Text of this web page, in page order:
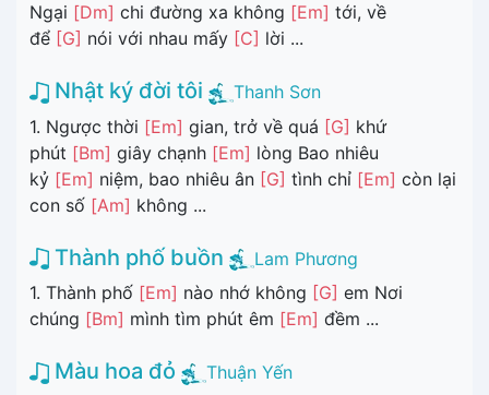
Ngại [Dm] chi đường xa không [Em] tới, về
để [G] nói với nhau mấy [C] lời ...
Nhật ký đời tôi
Thanh Sơn
1. Ngược thời [Em] gian, trở về quá [G] khứ
phút [Bm] giây chạnh [Em] lòng Bao nhiêu
kỷ [Em] niệm, bao nhiêu ân [G] tình chỉ [Em] còn lại
con số [Am] không ...
Thành phố buồn
Lam Phương
1. Thành phố [Em] nào nhớ không [G] em Nơi
chúng [Bm] mình tìm phút êm [Em] đềm ...
Màu hoa đỏ
Thuận Yến